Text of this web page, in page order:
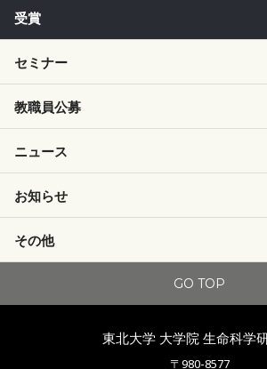
受賞
セミナー
教職員公募
ニュース
お知らせ
その他
GO TOP
東北大学 大学院 生命科学
〒980-8577